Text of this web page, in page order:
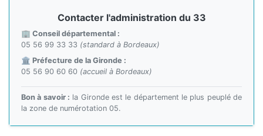
Contacter l'administration du 33
🏢 Conseil départemental :
05 56 99 33 33 (standard à Bordeaux)
🏛️ Préfecture de la Gironde :
05 56 90 60 60 (accueil à Bordeaux)
Bon à savoir : la Gironde est le département le plus peuplé de
la zone de numérotation 05.